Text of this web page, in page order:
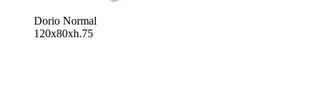
Dorio Normal
120x80xh.75